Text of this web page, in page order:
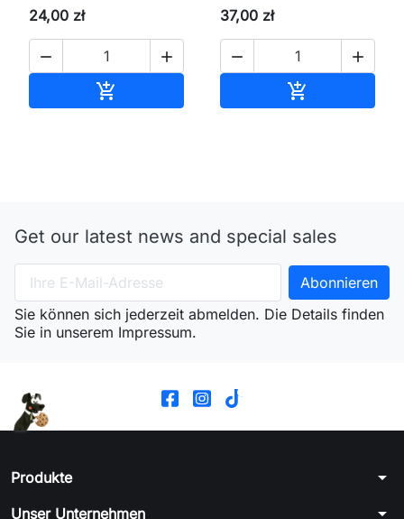
24,00 zł
 

37,00 zł
 

Get our latest news and special sales
Sie können sich jederzeit abmelden. Die Details finden
Sie in unserem Impressum.
Produkte arrow_drop_down
Unser Unternehmen arrow_drop_down